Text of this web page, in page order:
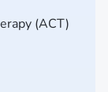
(ACT)